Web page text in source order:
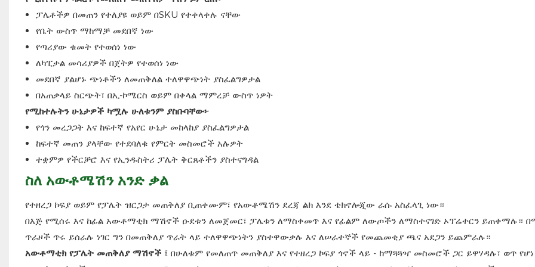
ፓሌቶችዎ በመጠን የተለያዩ ወይም በSKU የተቀላቀሉ ናቸው
የቤት ውስጥ ማከማቻ መደበኛ ነው
የጣሪያው ቁመት የተወሰነ ነው
ለካፒታል መሳሪያዎች በጀትዎ የተወሰነ ነው
መደበኛ ያልሆኑ ጭነቶችን ለመጠቅለል ተለዋዋጭነት ያስፈልግዎታል
በአጠቃላይ ስርጭት፣ በኢ-ኮሜርስ ወይም በቀላል ማምረቻ ውስጥ ነዎት
የሚከተሉትን ሁኔታዎች ካሟሉ ሁለቱንም ያስቡባቸው፦
የጎን መረጋጋት እና ከፍተኛ የአየር ሁኔታ መከላከያ ያስፈልግዎታል
ከፍተኛ መጠን ያላቸው የተደባለቁ የምርት መስመሮች አሉዎት
ተቋምዎ የችርቻሮ እና የኢንዱስትሪ ፓሌት ቅርጸቶችን ያስተናግዳል
ስለ አውቶሜሽን አንድ ቃል
የተዘረጋ ኮፍያ ወይም የፓሌት ዝርጋታ መጠቅለያ ቢጠቀሙም፣ የአውቶሜሽን ደረጃ ልክ እንደ ቴክኖሎጂው ራሱ አስፈላጊ ነው።
በእጅ የሚሰሩ እና ከፊል አውቶማቲክ ማሽኖች ዑደቱን ለመጀመር፣ ፓሌቱን ለማስቀመጥ እና የፊልም ለውጦችን ለማስተናገድ ኦፕሬተርን ይጠቀማሉ።
ጥራዞች ጥሩ ይሰራሉ ​​ነገር ግን በመጠቅለያ ጥራት ላይ ተለዋዋጭነትን ያስተዋውቃሉ እና ለሠራተኞች የመጨመቂያ ጫና አደጋን ይጨምራሉ።
አውቶማቲክ የፓሌት መጠቅለያ ማሽኖች ፤ በሁለቱም የመለጠጥ መጠቅለያ እና የተዘረጋ ኮፍያ ጎኖች ላይ - ከማጓጓዣ መስመሮች ጋር ይዋሃዳሉ፣ ወጥ የሆነ